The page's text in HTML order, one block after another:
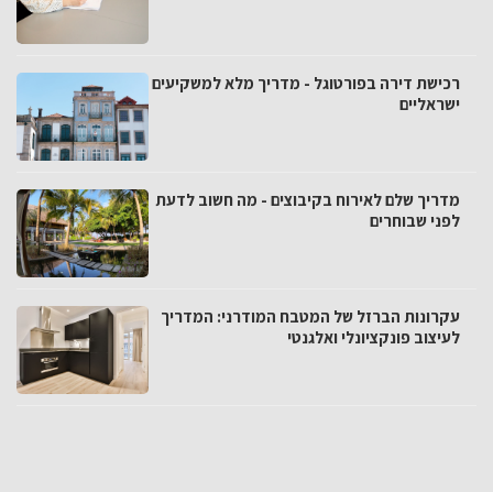
רכישת דירה בפורטוגל - מדריך מלא למשקיעים
ישראליים
מדריך שלם לאירוח בקיבוצים - מה חשוב לדעת
לפני שבוחרים
עקרונות הברזל של המטבח המודרני: המדריך
לעיצוב פונקציונלי ואלגנטי